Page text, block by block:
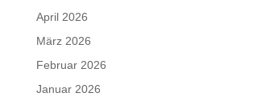
April 2026
März 2026
Februar 2026
Januar 2026